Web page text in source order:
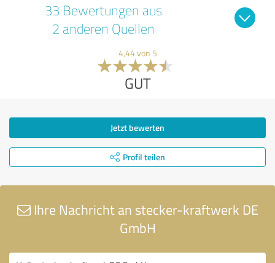
33 Bewertungen aus
2 anderen Quellen
4,44 von 5
GUT
Jetzt bewerten
Profil teilen
Ihre Nachricht an stecker-kraftwerk DE
GmbH